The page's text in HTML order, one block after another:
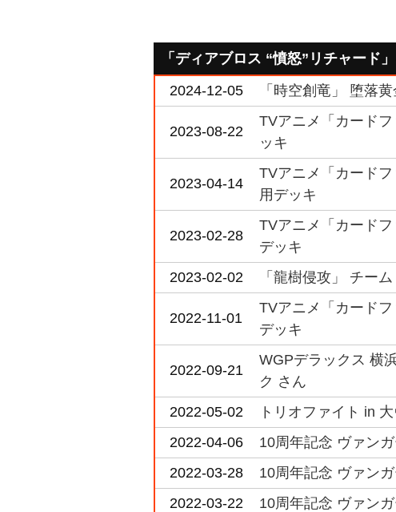
「ディアブロス “憤怒”リチャード
2024-12-05
「時空創竜」 堕落
2023-08-22
TVアニメ「カード
ッキ
2023-04-14
TVアニメ「カード
用デッキ
2023-02-28
TVアニメ「カード
デッキ
2023-02-02
「龍樹侵攻」 チー
2022-11-01
TVアニメ「カード
デッキ
2022-09-21
WGPデラックス 横
ク さん
2022-05-02
トリオファイト in
2022-04-06
10周年記念 ヴァン
2022-03-28
10周年記念 ヴァン
2022-03-22
10周年記念 ヴァン